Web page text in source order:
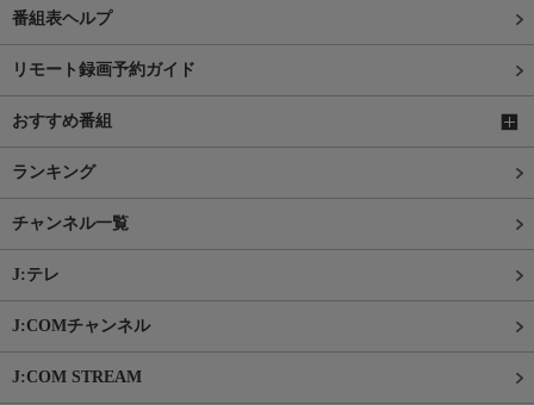
番組表ヘルプ
リモート録画予約ガイド
おすすめ番組
ランキング
チャンネル一覧
J:テレ
J:COMチャンネル
J:COM STREAM